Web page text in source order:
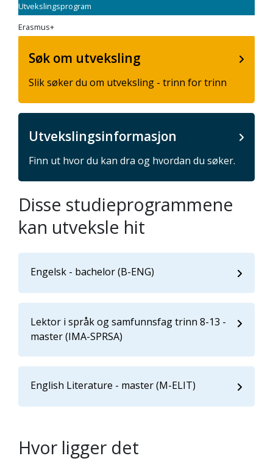
Utvekslingsprogram
Erasmus+
Søk om utveksling
Slik søker du om utveksling - trinn for trinn
Utvekslingsinformasjon
Finn ut hvor du kan dra og hvordan du søker.
Disse studieprogrammene
kan utveksle hit
Engelsk - bachelor (B-ENG)
Lektor i språk og samfunnsfag trinn 8-13 -
master (IMA-SPRSA)
English Literature - master (M-ELIT)
Hvor ligger det